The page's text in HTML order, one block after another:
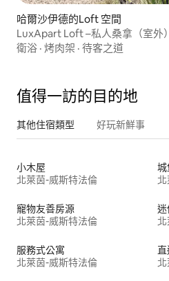
哈爾沙伊德的Loft 空間
LuxApart Loft –私人桑拿（室外
衛浴 · 烤肉架 · 待客之道
值得一訪的目的地
其他住宿類型 好玩新鮮事
小木屋
北萊茵-威斯特法倫
城
寵物友善房源
北萊茵-威斯特法倫
迷
服務式公寓
北萊茵-威斯特法倫